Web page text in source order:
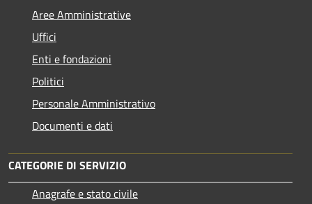
Aree Amministrative
Uffici
Enti e fondazioni
Politici
Personale Amministrativo
Documenti e dati
CATEGORIE DI SERVIZIO
Anagrafe e stato civile